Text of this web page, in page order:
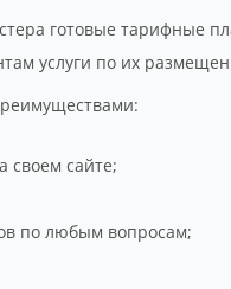
готовые тарифные
услуги по их
своем сайте;
по любым вопросам;